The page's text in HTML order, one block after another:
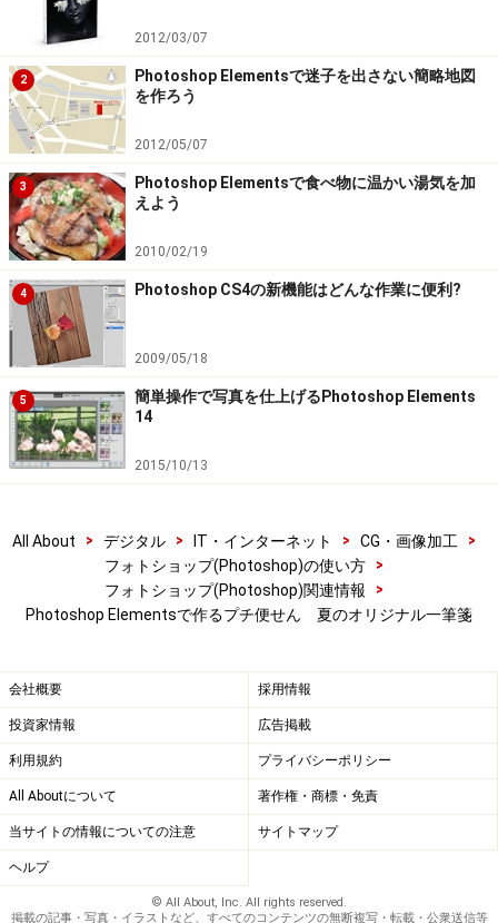
2012/03/07
2
Photoshop Elementsで迷子を出さない簡略地図
を作ろう
2012/05/07
3
Photoshop Elementsで食べ物に温かい湯気を加
えよう
2010/02/19
4 Photoshop CS4の新機能はどんな作業に便利?
2009/05/18
5
簡単操作で写真を仕上げるPhotoshop Elements
14
2015/10/13
All About > デジタル > IT・インターネット > CG・画像加工
>
フォトショップ(Photoshop)の使い方
>
フォトショップ(Photoshop)関連情報
>
Photoshop Elementsで作るプチ便せん 夏のオリジナル一筆箋
会社概要 採用情報
投資家情報 広告掲載
利用規約 プライバシーポリシー
All Aboutについて 著作権・商標・免責
当サイトの情報についての注意 サイトマップ
ヘルプ
© All About, Inc. All rights reserved.
掲載の記事・写真・イラストなど、すべてのコンテンツの無断複写・転載・公衆送信等